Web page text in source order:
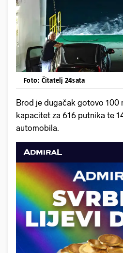
Foto: Čitatelj 24sata
Brod je dugačak gotovo 100
kapacitet za 616 putnika te
automobila.